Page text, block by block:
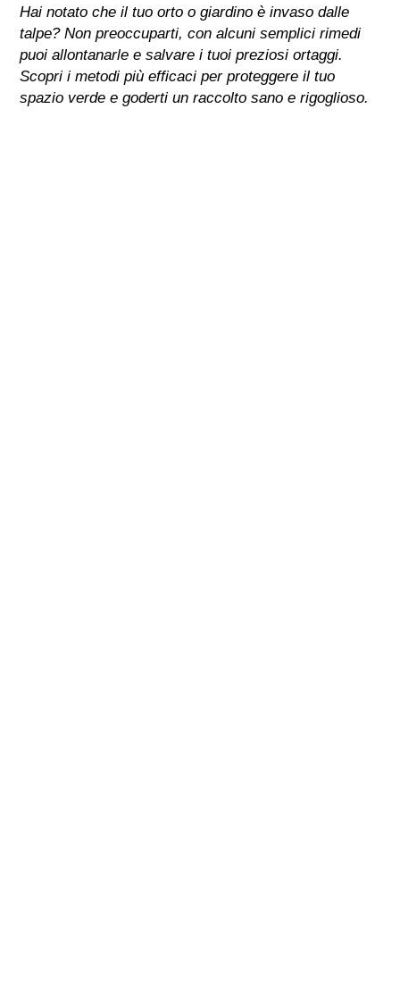
Hai notato che il tuo orto o giardino è invaso dalle
talpe? Non preoccuparti, con alcuni semplici rimedi
puoi allontanarle e salvare i tuoi preziosi ortaggi.
Scopri i metodi più efficaci per proteggere il tuo
spazio verde e goderti un raccolto sano e rigoglioso.